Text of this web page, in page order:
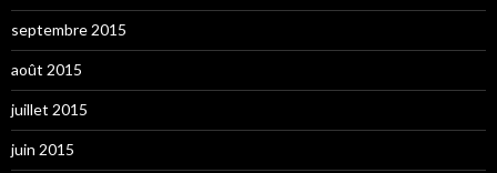
septembre 2015
août 2015
juillet 2015
juin 2015